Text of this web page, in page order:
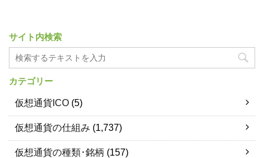
サイト内検索
カテゴリー
仮想通貨ICO (5)
仮想通貨の仕組み (1,737)
仮想通貨の種類･銘柄 (157)